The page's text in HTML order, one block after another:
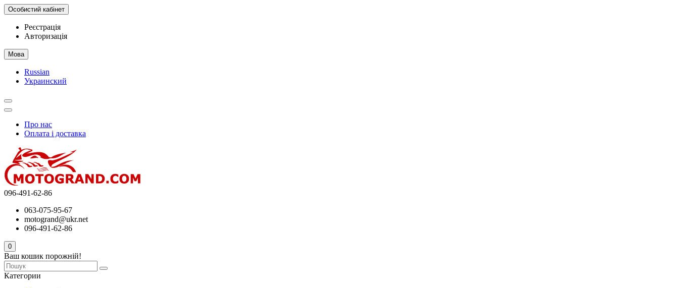
Особистий кабінет
Реєстрація
Авторизація
Мова
Russian
Украинский
Про нас
Оплата і доставка
096-491-62-86
063-075-95-67
motogrand@ukr.net
096-491-62-86
0
Ваш кошик порожній!
Категории